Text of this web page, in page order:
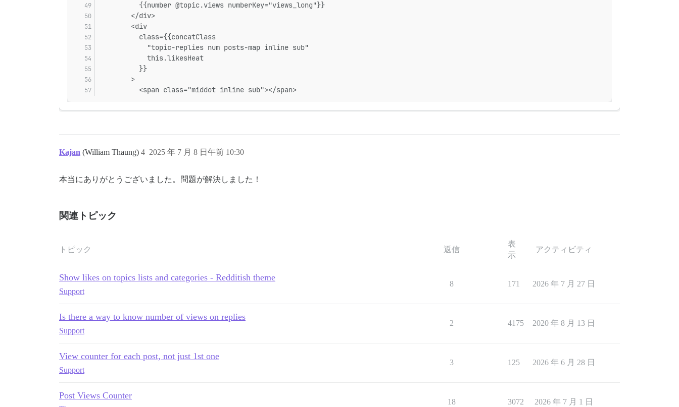
          {{number @topic.views numberKey="views_long"}}
        </div>
        <div
          class={{concatClass
            "topic-replies num posts-map inline sub"
            this.likesHeat
          }}
        >
          <span class="middot inline sub"></span>
Kajan (William Thaung) 2025 年 7 月 8 日午前 10:30
4
本当にありがとうございました。問題が解決しました！
関連トピック
トピック 返信
表
示
アクティビティ
Show likes on topics lists and categories - Redditish theme
Support
8 171 2026 年 7 月 27 日
Is there a way to know number of views on replies
Support
2 4175 2020 年 8 月 13 日
View counter for each post, not just 1st one
Support
3 125 2026 年 6 月 28 日
Post Views Counter
18 3072 2026 年 7 月 1 日